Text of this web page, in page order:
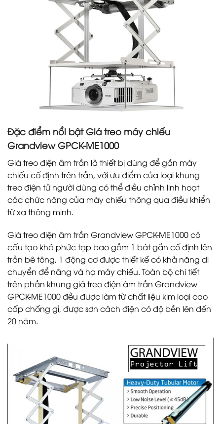
Đặc điểm nổi bật Giá treo máy chiếu
Grandview GPCK-ME1000
Giá treo điện âm trần là thiết bị dùng để gắn máy
chiếu cố định trên trần, với ưu điểm của loại khung
treo điện tử người dùng có thể điều chỉnh linh hoạt
các chức năng của máy chiếu thông qua điều khiển
từ xa thông minh.
Giá treo điện âm trần Grandview GPCK-ME1000 có
cấu tạo khá phức tạp bao gồm 1 bát gắn cố định lên
trần bê tông, 1 động cơ được thiết kế có khả năng di
chuyển để nâng và hạ máy chiếu. Toàn bộ chi tiết
trên phần khung giá treo điện âm trần Grandview
GPCK-ME1000 đều được làm từ chất liệu kim loại cao
cấp chống gỉ, được sơn cách điện có độ bền lên đến
20 năm.